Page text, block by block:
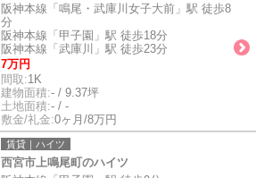
阪神本線「鳴尾・武庫川女子大前」駅 徒歩8
分
阪神本線「甲子園」駅 徒歩18分
阪神本線「武庫川」駅 徒歩23分
7万円
間取:1K
建物面積:- / 9.37坪
土地面積:- / -
敷金/礼金:0ヶ月/8万円
賃貸｜ハイツ
西宮市上鳴尾町のハイツ